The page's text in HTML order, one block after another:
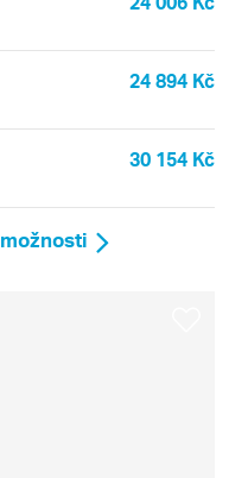
24 894 Kč
30 154 Kč